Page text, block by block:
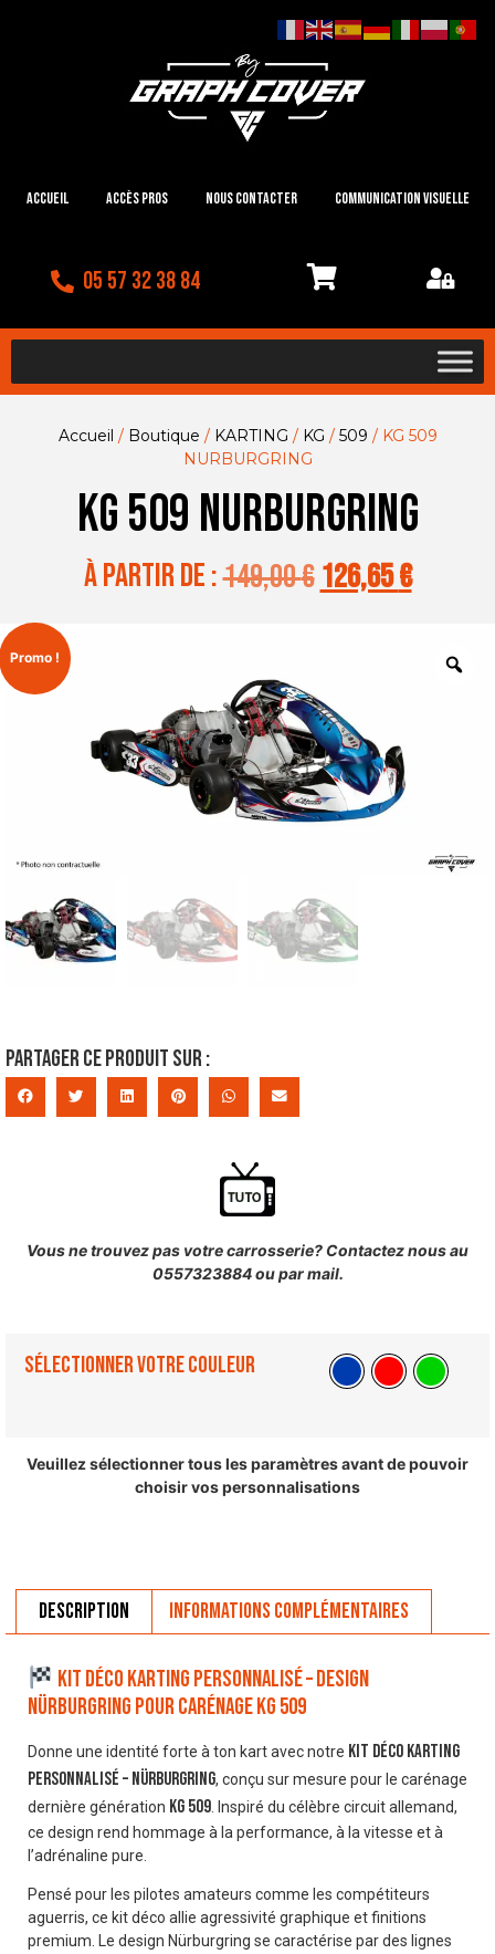
Accueil Accès Pros Nous contacter Communication visuelle
05 57 32 38 84
Accueil / Boutique / KARTING / KG / 509 / KG 509
NURBURGRING
KG 509 NURBURGRING
à partir de :149,00€ 126,65€
Promo !
Partager ce produit sur :
Vous ne trouvez pas votre carrosserie? Contactez nous au
0557323884 ou par mail.
Sélectionner votre couleur
Veuillez sélectionner tous les paramètres avant de pouvoir
choisir vos personnalisations
Description Informations complémentaires
Kit déco karting personnalisé – Design
Nürburgring pour carénage KG 509
Donne une identité forte à ton kart avec notre kit déco karting
personnalisé – Nürburgring, conçu sur mesure pour le carénage
dernière génération KG 509 . Inspiré du célèbre circuit allemand,
ce design rend hommage à la performance, à la vitesse et à
l’adrénaline pure.
Pensé pour les pilotes amateurs comme les compétiteurs
aguerris, ce kit déco allie agressivité graphique et finitions
premium. Le design Nürburgring se caractérise par des lignes